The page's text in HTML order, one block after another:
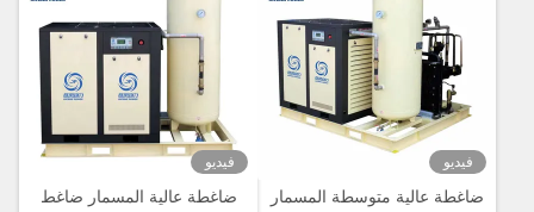
فيديو
ضاغطة عالية متوسطة المسمار
فيديو
ضاغطة عالية المسمار ضاغط